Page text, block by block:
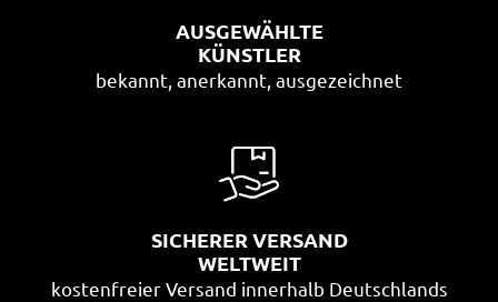
AUSGEWÄHLTE
KÜNSTLER
bekannt, anerkannt, ausgezeichnet
SICHERER VERSAND
WELTWEIT
kostenfreier Versand innerhalb Deutschlands